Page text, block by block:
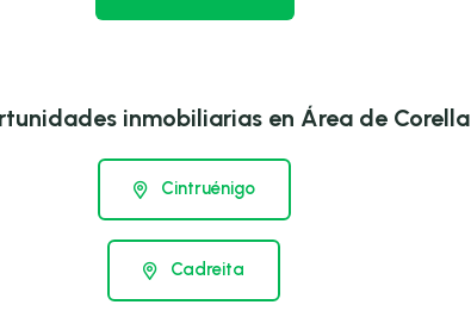
inmobiliarias en Área de Corella
Cintruénigo
Cadreita